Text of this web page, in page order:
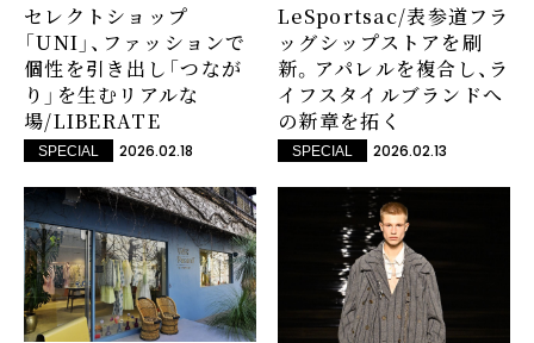
セレクトショップ
「UNI」、ファッションで
個性を引き出し「つなが
り」を生むリアルな
場/LIBERATE
SPECIAL 2026.02.18
LeSportsac/表参道フラ
ッグシップストアを刷
新。アパレルを複合し、ラ
イフスタイルブランドへ
の新章を拓く
SPECIAL 2026.02.13